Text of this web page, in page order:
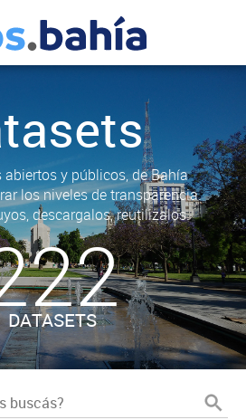
y públicos, de Bahía
los niveles de transparencia.
descargalos, reutilizalos.
DATASETS